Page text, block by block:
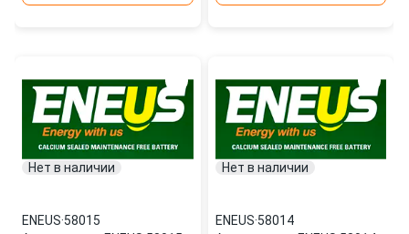
Нет в наличии
ENEUS·58015
Нет в наличии
ENEUS·58014